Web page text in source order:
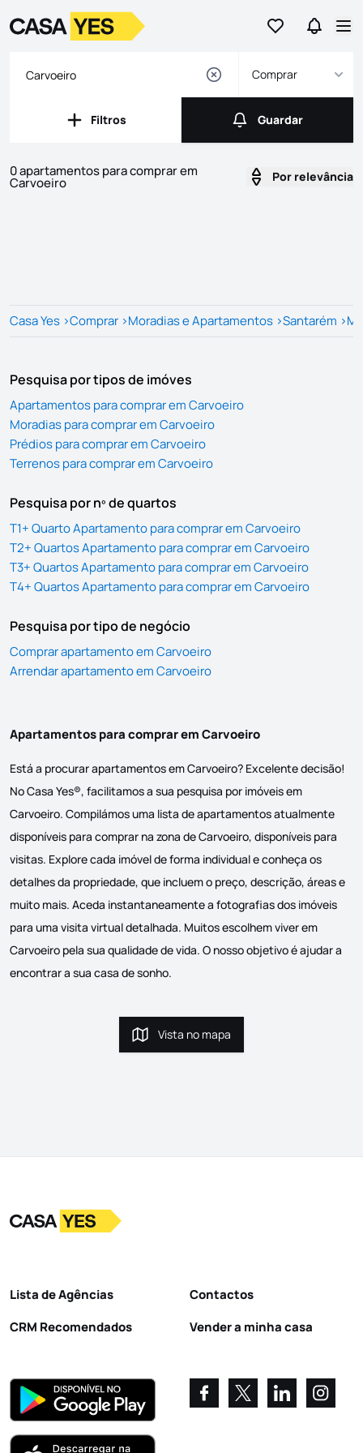
Ir para osIr para
LogoIr para a homepage
Comprar
Filtros
Filtros Guardar
Guardar
0 apartamentos para comprar em
Carvoeiro Por relevância
Casa Yes >Comprar >Moradias e Apartamentos >Santarém >
Pesquisa por tipos de imóves
Apartamentos para comprar em Carvoeiro
Moradias para comprar em Carvoeiro
Prédios para comprar em Carvoeiro
Terrenos para comprar em Carvoeiro
Pesquisa por nº de quartos
T1+ Quarto Apartamento para comprar em Carvoeiro
T2+ Quartos Apartamento para comprar em Carvoeiro
T3+ Quartos Apartamento para comprar em Carvoeiro
T4+ Quartos Apartamento para comprar em Carvoeiro
Pesquisa por tipo de negócio
Comprar apartamento em Carvoeiro
Arrendar apartamento em Carvoeiro
Apartamentos para comprar em Carvoeiro
Está a procurar apartamentos em Carvoeiro? Excelente decisão!
No Casa Yes®, facilitamos a sua pesquisa por imóveis em
Carvoeiro. Compilámos uma lista de apartamentos atualmente
disponíveis para comprar na zona de Carvoeiro, disponíveis para
visitas. Explore cada imóvel de forma individual e conheça os
detalhes da propriedade, que incluem o preço, descrição, áreas e
muito mais. Aceda instantaneamente a fotografias dos imóveis
para uma visita virtual detalhada. Muitos escolhem viver em
Carvoeiro pela sua qualidade de vida. O nosso objetivo é ajudar a
encontrar a sua casa de sonho.
Vista no mapa
Vista no mapa
LogoIr para a homepage
Lista de Agências
CRM Recomendados
Contactos
Vender a minha casa